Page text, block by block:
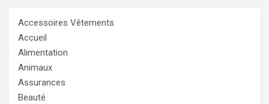
Accessoires Vêtements
Accueil
Alimentation
Animaux
Assurances
Beauté